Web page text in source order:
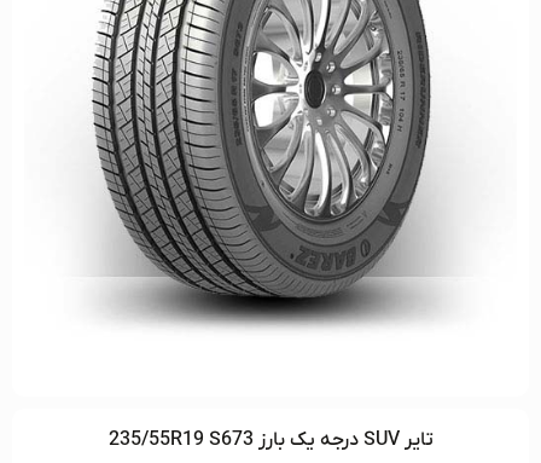
تایر SUV درجه یک بارز 235/55R19 S673